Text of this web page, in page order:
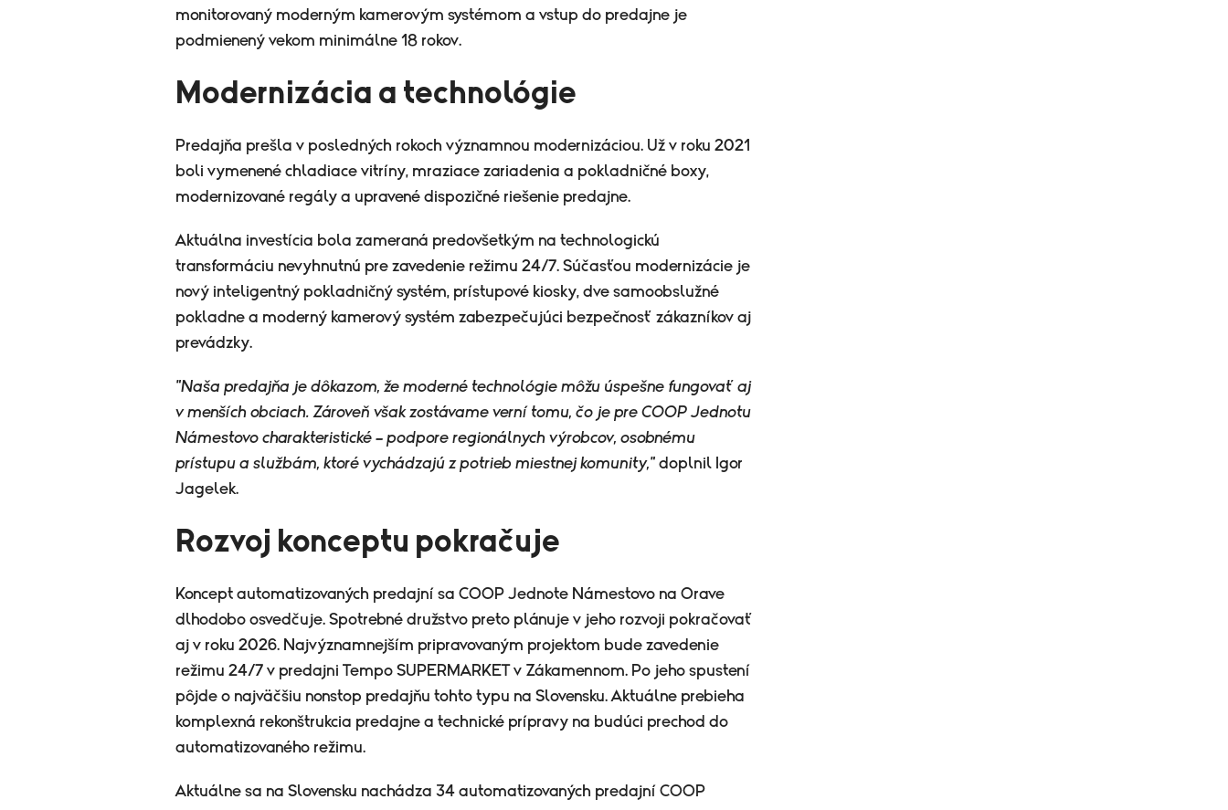
monitorovaný moderným kamerovým systémom a vstup do predajne je
podmienený vekom minimálne 18 rokov.
Modernizácia a technológie
Predajňa prešla v posledných rokoch významnou modernizáciou. Už v roku 2021
boli vymenené chladiace vitríny, mraziace zariadenia a pokladničné boxy,
modernizované regály a upravené dispozičné riešenie predajne.
Aktuálna investícia bola zameraná predovšetkým na technologickú
transformáciu nevyhnutnú pre zavedenie režimu 24/7. Súčasťou modernizácie je
nový inteligentný pokladničný systém, prístupové kiosky, dve samoobslužné
pokladne a moderný kamerový systém zabezpečujúci bezpečnosť zákazníkov aj
prevádzky.
"Naša predajňa je dôkazom, že moderné technológie môžu úspešne fungovať aj
v menších obciach. Zároveň však zostávame verní tomu, čo je pre COOP Jednotu
Námestovo charakteristické – podpore regionálnych výrobcov, osobnému
prístupu a službám, ktoré vychádzajú z potrieb miestnej komunity," doplnil Igor
Jagelek.
Rozvoj konceptu pokračuje
Koncept automatizovaných predajní sa COOP Jednote Námestovo na Orave
dlhodobo osvedčuje. Spotrebné družstvo preto plánuje v jeho rozvoji pokračovať
aj v roku 2026. Najvýznamnejším pripravovaným projektom bude zavedenie
režimu 24/7 v predajni Tempo SUPERMARKET v Zákamennom. Po jeho spustení
pôjde o najväčšiu nonstop predajňu tohto typu na Slovensku. Aktuálne prebieha
komplexná rekonštrukcia predajne a technické prípravy na budúci prechod do
automatizovaného režimu.
Aktuálne sa na Slovensku nachádza 34 automatizovaných predajní COOP